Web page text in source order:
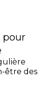
pour
être des